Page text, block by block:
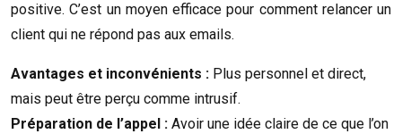
positive. C’est un moyen efficace pour comment relancer un
client qui ne répond pas aux emails.
Avantages et inconvénients : Plus personnel et direct,
mais peut être perçu comme intrusif.
Préparation de l’appel : Avoir une idée claire de ce que l’on